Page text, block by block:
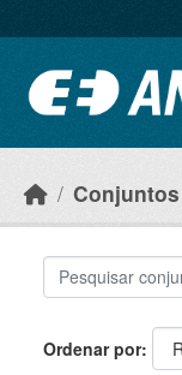
Ordenar por